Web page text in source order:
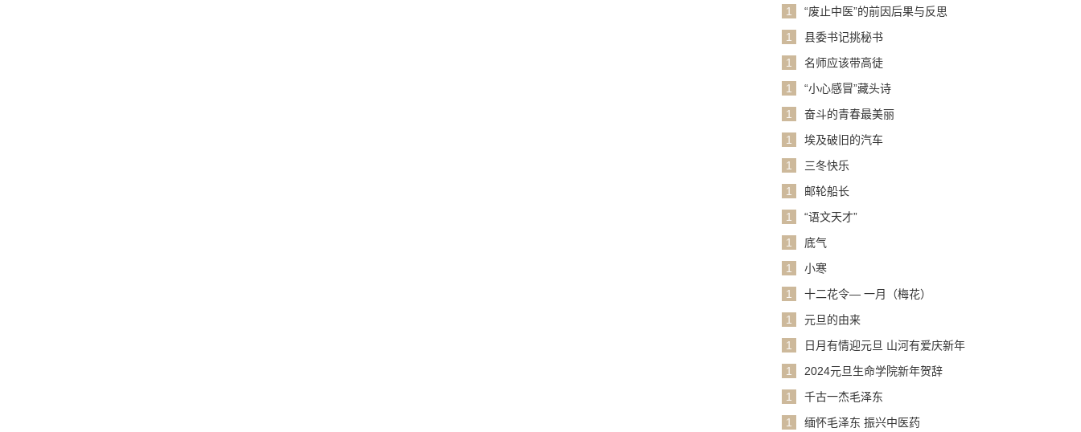
1
“废止中医”的前因后果与反思
1
县委书记挑秘书
1
名师应该带高徒
1
“小心感冒”藏头诗
1
奋斗的青春最美丽
1
埃及破旧的汽车
1
三冬快乐
1
邮轮船长
1
“语文天才”
1
底气
1
小寒
1
十二花令— 一月（梅花）
1
元旦的由来
1
日月有情迎元旦 山河有爱庆新年
1
2024元旦生命学院新年贺辞
1
千古一杰毛泽东
1
缅怀毛泽东 振兴中医药